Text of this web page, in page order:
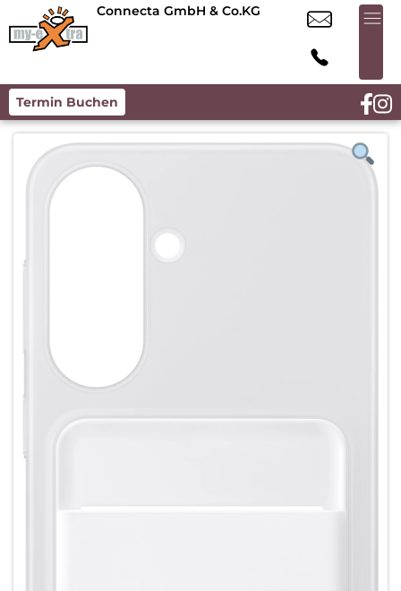
Connecta GmbH & Co.KG
Termin Buchen